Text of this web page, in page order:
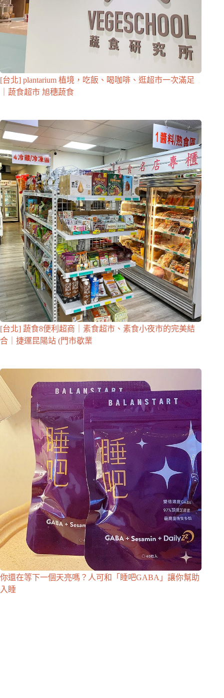
[台北] plantarium 植境，吃飯、喝咖啡、逛超市一次滿足
｜蔬食超市 旭穗蔬食
[台北] 蔬食8便利超商｜素食超市、素食小夜市的完美結
合｜捷運昆陽站 (門市歇業
你還在等下一個天亮嗎？人可和「睡吧GABA」讓你幫助
入睡